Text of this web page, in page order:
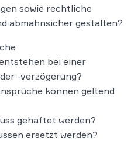
sowie rechtliche
abmahnsicher gestalten?
bei einer
-verzögerung?
können geltend
gehaftet werden?
ersetzt werden?